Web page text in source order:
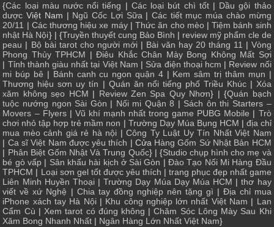
{Các loại màu nước nổi tiếng | Các loại bút chì tốt| Dầu gội thảo
dược Việt Nam | Ngũ Cốc Lợi Sữa| Các tiết mục múa chào mừng
20/11 | Các thương hiệu xe máy|Thức ăn cho mèo|Tiệm bánh sinh
nhật Hà Nội} | {Truyền thuyết cung Bảo Bình | review mỹ phẩm cle de
peau | Bộ bài tarot cho người mới| Bài văn hay 20 tháng 11 | Vòng
Phong Thủy TPHCM |Điêu Khắc Chân Mày Bong Không Mất Sợi
| Tỉnh thành giàu nhất tại Việt Nam | Sửa điện thoại hcm | Review nối
mi búp bê | Bánh canh cu ngon quận 4| Kem sâm trị thâm mụn |
Thương hiệu sơn uy tín | Quán ăn nổi tiếng phố Triều Khúc| Xóa
xăm không sẹo HCM | Review Zen Spa Quy Nhơn} | {Quán bạch
tuộc nướng ngon Sài Gòn | Nối mi Quận 8 | Sách ôn thi Starters –
Movers – Flyers| Vũ khí mạnh nhất trong game PUBG Mobile | Trò
chơi nhỏ tập hợp trẻ mầm non | Trường Dạy Múa Bụng HCM | địa chỉ
mua mèo cảnh giá rẻ hà nội |Công Ty Luật Uy Tín Nhất Việt Nam
| Ca sĩ Việt Nam được yêu thích | Cửa Hàng Gốm Sứ Nhật Bản HCM
| Phân Biệt Gốm Nhật Và Trung Quốc} | {Studio chụp hình cho mẹ và
bé gò vấp | Sân khấu hài kịch ở Sài Gòn |Đào Tạo Nối Mi Hàng Đầu
TPHCM | Loại sơn gel tốt được yêu thích | trang phục đẹp nhất game
Liên Minh Huyền Thoại|Trường Dạy Múa Dạy Múa HCM |thơ hay
viết về xứ Nghệ | Chia tay đồng nghiệp nên tặng gì | Địa chỉ mua
iPhone xách tay Hà Nội| Khu công nghiệp lớn nhất Việt Nam | Lan
Cẩm Cù |Xem tarot có đúng không |Chăm Sóc Lông Mày Sau Khi
Xăm Bong Nhanh Nhất | Ngân Hàng Lớn Nhất Việt Nam}